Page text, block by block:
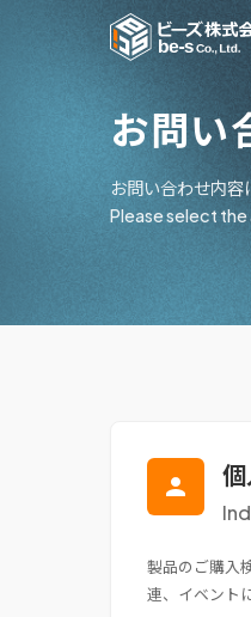
お問い
お問い合わせ内容
Please select
製品のご購入
連、イベント